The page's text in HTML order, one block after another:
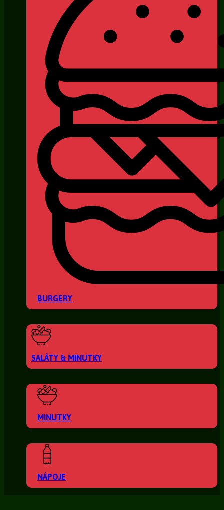
BURGERY
SALÁTY & MINUTKY
MINUTKY
NÁPOJE